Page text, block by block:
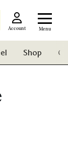
Account Menu
Shop